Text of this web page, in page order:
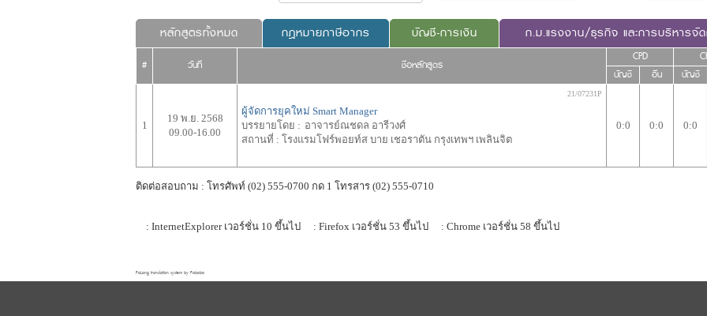
หลักสูตรทั้งหมด กฎหมายภาษีอากร บัญชี-การเงิน ก.ม.แรงงาน/ธุรกิจ และการบริหารจั
# วันที่ ชื่อหลักสูตร
CPD
บัญชี อื่น บัญชี
1
19 พ.ย. 2568
09.00-16.00
ผู้จัดการยุคใหม่ Smart Manager
บรรยายโดย : อาจารย์ณชดล อารีวงศ์
สถานที่ : โรงแรมโฟร์พอยท์ส บาย เชอราตัน กรุงเทพฯ เพลินจิต
21/07231P
0:0 0:0 0:0
ติดต่อสอบถาม : โทรศัพท์ (02) 555-0700 กด 1 โทรสาร (02) 555-0710
: InternetExplorer เวอร์ชั่น 10 ขึ้นไป : Firefox เวอร์ชั่น 53 ขึ้นไป : Chrome เวอร์ชั่น 58 ขึ้นไป
FaLang translation system by Faboba